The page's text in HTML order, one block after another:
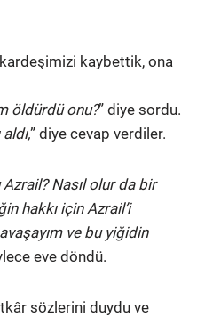
kaybettik, ona
öldürdü onu?” diye sordu.
” diye cevap verdiler.
Nasıl olur da bir
hakkı için Azrail’i
ve bu yiğidin
eve döndü.
sözlerini duydu ve